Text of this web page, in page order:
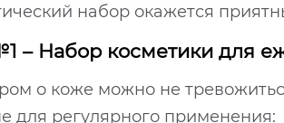
набор окажется
– Набор косметики для
о коже можно не
для регулярного применения: